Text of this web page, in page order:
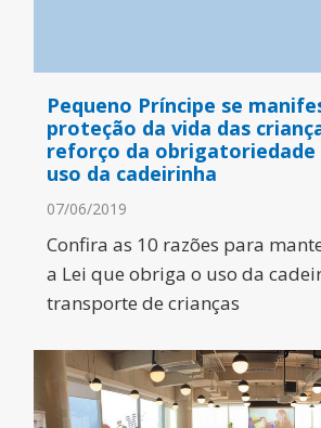
Pequeno Príncipe se
proteção da vida das
reforço da obrigatoriedade
uso da cadeirinha
07/06/2019
Confira as 10 razões para
a Lei que obriga o uso da
transporte de crianças